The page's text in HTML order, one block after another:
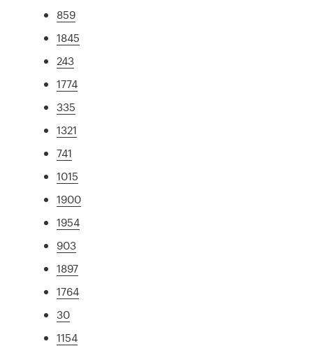
859
1845
243
1774
335
1321
741
1015
1900
1954
903
1897
1764
30
1154